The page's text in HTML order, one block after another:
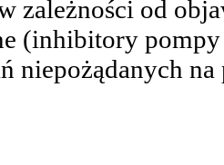
zależności od
(inhibitory
niepożądanych